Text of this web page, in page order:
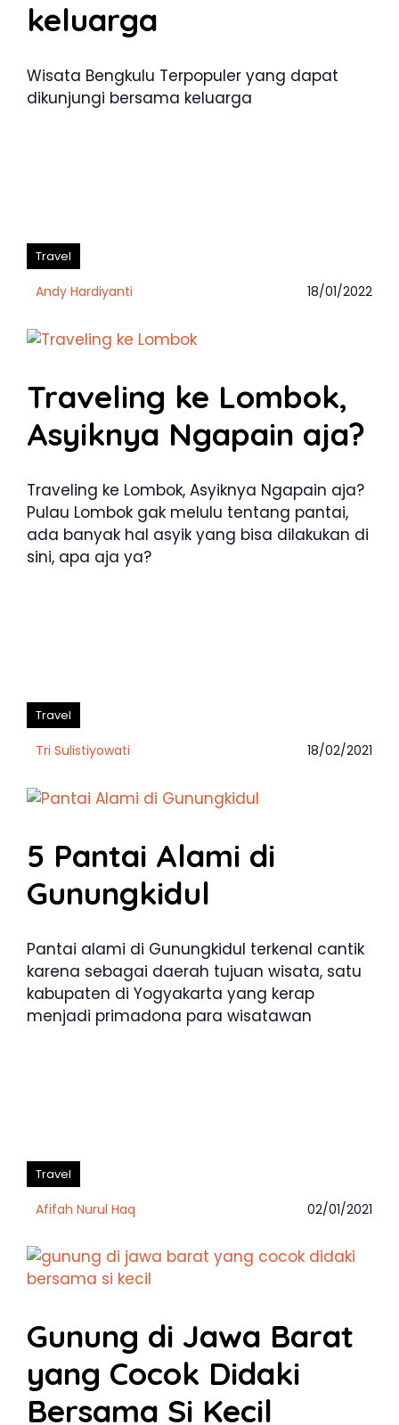
keluarga
Wisata Bengkulu Terpopuler yang dapat
dikunjungi bersama keluarga
Travel
Andy Hardiyanti 18/01/2022
Traveling ke Lombok,
Asyiknya Ngapain aja?
Traveling ke Lombok, Asyiknya Ngapain aja?
Pulau Lombok gak melulu tentang pantai,
ada banyak hal asyik yang bisa dilakukan di
sini, apa aja ya?
Travel
Tri Sulistiyowati 18/02/2021
5 Pantai Alami di
Gunungkidul
Pantai alami di Gunungkidul terkenal cantik
karena sebagai daerah tujuan wisata, satu
kabupaten di Yogyakarta yang kerap
menjadi primadona para wisatawan
Travel
Afifah Nurul Haq 02/01/2021
Gunung di Jawa Barat
yang Cocok Didaki
Bersama Si Kecil